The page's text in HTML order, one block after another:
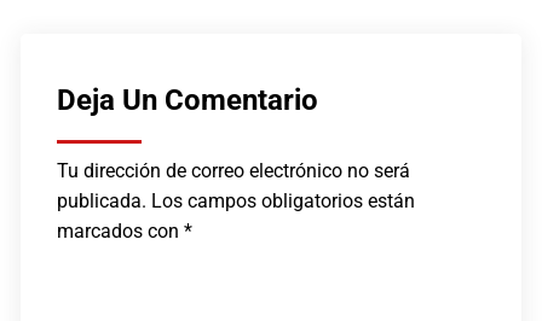
Deja Un Comentario
Tu dirección de correo electrónico no será
publicada. Los campos obligatorios están
marcados con*